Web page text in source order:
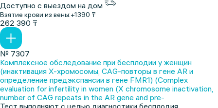
Доступно с выездом на дом
Взятие крови из вены:+1390 ₸
262 390 ₸
№ 7307
Комплексное обследование при бесплодии у женщин
(инактивация Х-хромосомы, CAG-повторы в гене AR и
определение предэкспансии в гене FMR1) (Complex
evaluation for infertility in women (X chromosome inactivation,
number of CAG repeats in the AR gene and pre-
Тест выполняют с целью диагностики бесплодия,